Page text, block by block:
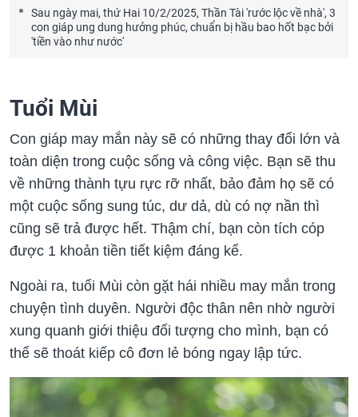
Sau ngày mai, thứ Hai 10/2/2025, Thần Tài 'rước lộc về nhà', 3
con giáp ung dung hưởng phúc, chuẩn bị hầu bao hốt bạc bởi
'tiền vào như nước'
Tuổi Mùi
Con giáp may mắn này sẽ có những thay đổi lớn và
toàn diện trong cuộc sống và công việc. Bạn sẽ thu
về những thành tựu rực rỡ nhất, bảo đảm họ sẽ có
một cuộc sống sung túc, dư dả, dù có nợ nần thì
cũng sẽ trả được hết. Thậm chí, bạn còn tích cóp
được 1 khoản tiền tiết kiệm đáng kể.
Ngoài ra, tuổi Mùi còn gặt hái nhiều may mắn trong
chuyện tình duyên. Người độc thân nên nhờ người
xung quanh giới thiệu đối tượng cho mình, bạn có
thể sẽ thoát kiếp cô đơn lẻ bóng ngay lập tức.